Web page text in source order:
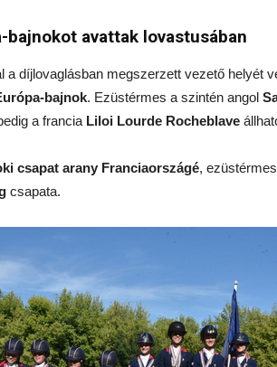
bajnokot avattak lovastusában
a díjlovaglásban megszerzett vezető helyét
bajnok. Ezüstérmes a szintén angol
a francia Liloi Lourde Rocheblave
csapat arany Franciaországé, ezüstérmes
csapata.